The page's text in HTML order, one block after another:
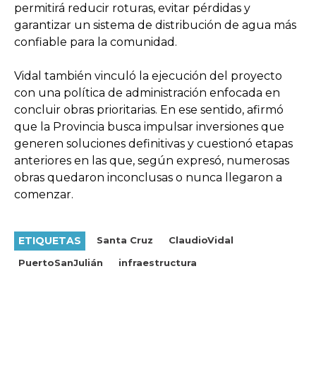
permitirá reducir roturas, evitar pérdidas y
garantizar un sistema de distribución de agua más
confiable para la comunidad.
Vidal también vinculó la ejecución del proyecto
con una política de administración enfocada en
concluir obras prioritarias. En ese sentido, afirmó
que la Provincia busca impulsar inversiones que
generen soluciones definitivas y cuestionó etapas
anteriores en las que, según expresó, numerosas
obras quedaron inconclusas o nunca llegaron a
comenzar.
ETIQUETAS Santa Cruz
ClaudioVidal
PuertoSanJulián
infraestructura